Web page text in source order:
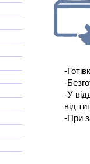
-
-
-У
від
-При